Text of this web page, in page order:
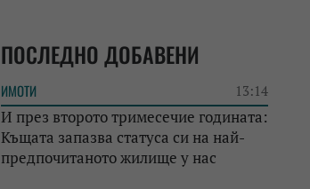
ПОСЛЕДНО ДОБАВЕНИ
ИМОТИ 13:14
И през второто тримесечие годината:
Къщата запазва статуса си на най-
предпочитаното жилище у нас